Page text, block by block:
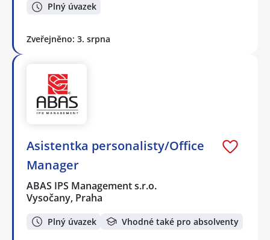
Plný úvazek
Zveřejněno: 3. srpna
Asistentka personalisty/Office
Manager
ABAS IPS Management s.r.o.
Vysočany, Praha
Plný úvazek Vhodné také pro absolventy